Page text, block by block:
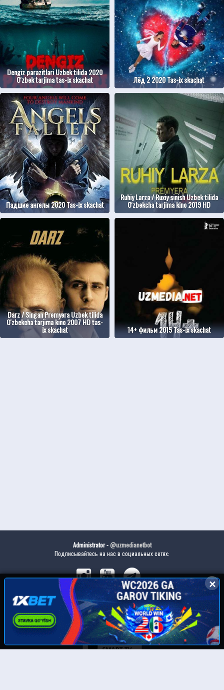
Dengiz parazitlari Uzbek tilida 2020
O'zbek tarjima tas-ix skachat Лёд 2 2020 Tas-ix skachat
Падшие ангелы 2020 Tas-ix skachat
Ruhiy Larza / Ruxiy sinish Uzbek tilida
O'zbekcha tarjima kino 2019 HD
Darz / Singan Premyera Uzbek tilida
O'zbekcha tarjima kino 2007 HD tas-
ix skachat 14+ фильм 2015 Tas-ix skachat
Administrator -@uzmedianetbot
Подписывайтесь на нас в социальных сетях:
Скачайте наше приложение:
✕
✕